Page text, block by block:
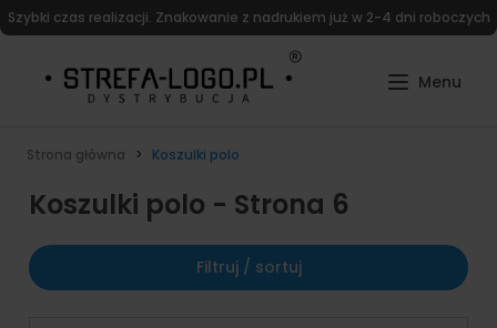
Szybki czas realizacji. Znakowanie z nadrukiem już w 2-4 dni roboczych
Strona główna Koszulki polo
Koszulki polo - Strona 6
Filtruj / sortuj